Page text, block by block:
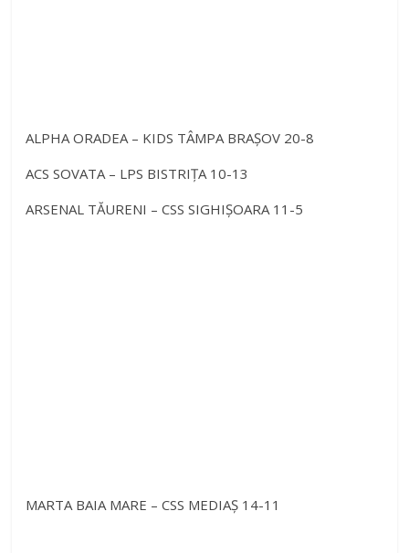
ALPHA ORADEA – KIDS TÂMPA BRAȘOV 20-8
ACS SOVATA – LPS BISTRIȚA 10-13
ARSENAL TĂURENI – CSS SIGHIȘOARA 11-5
MARTA BAIA MARE – CSS MEDIAȘ 14-11